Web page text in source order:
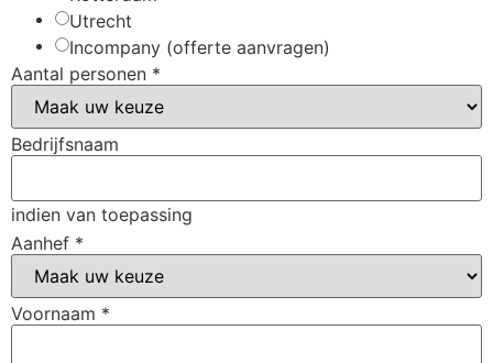
Utrecht
Incompany (offerte aanvragen)
Aantal personen *
Bedrijfsnaam
indien van toepassing
Aanhef *
Voornaam *